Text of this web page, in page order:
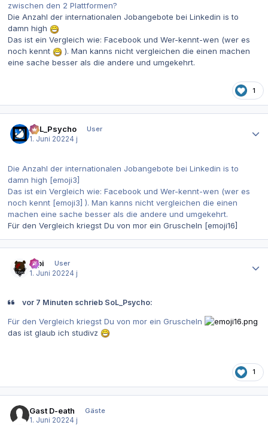
zwischen den 2 Plattformen?
Die Anzahl der internationalen Jobangebote bei Linkedin is to
damn high
Das ist ein Vergleich wie: Facebook und Wer-kennt-wen (wer es
noch kennt
). Man kanns nicht vergleichen die einen machen
eine sache besser als die andere und umgekehrt.
1
SoL_Psycho
User
1. Juni 20224 j
Die Anzahl der internationalen Jobangebote bei Linkedin is to
damn high [emoji3]
Das ist ein Vergleich wie: Facebook und Wer-kennt-wen (wer es
noch kennt [emoji3] ). Man kanns nicht vergleichen die einen
machen eine sache besser als die andere und umgekehrt.
Für den Vergleich kriegst Du von mor ein Gruscheln [emoji16]
t0pi
User
1. Juni 20224 j
vor 7 Minuten schrieb SoL_Psycho:
Für den Vergleich kriegst Du von mor ein Gruscheln
das ist glaub ich studivz
1
Gast D-eath
Gäste
1. Juni 20224 j